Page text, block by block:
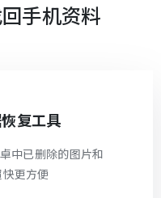
手机资料
复工具
中已删除的图片和
更方便